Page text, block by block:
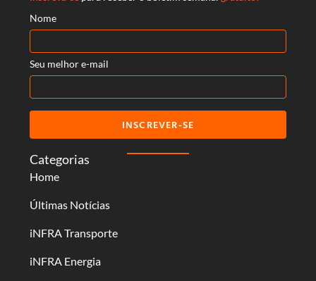
Categorias
Home
Últimas Notícias
iNFRA Transporte
iNFRA Energia
Nome
Seu melhor e-mail
INSCREVER-SE